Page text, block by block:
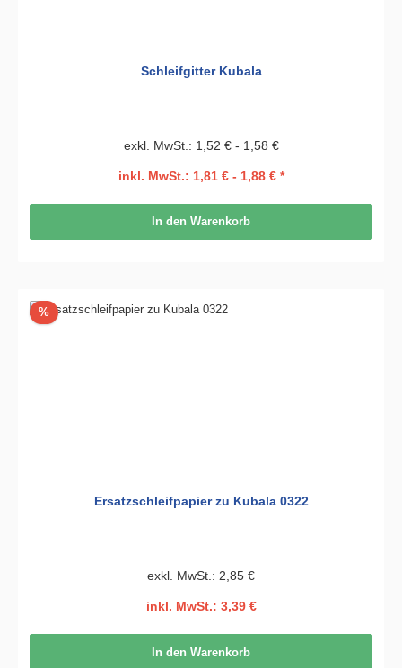
Schleifgitter Kubala
exkl. MwSt.: 1,52 € - 1,58 €
inkl. MwSt.: 1,81 € - 1,88 € *
In den Warenkorb
%Rabatt
Ersatzschleifpapier zu Kubala 0322
exkl. MwSt.: 2,85 €
inkl. MwSt.: 3,39 €
In den Warenkorb